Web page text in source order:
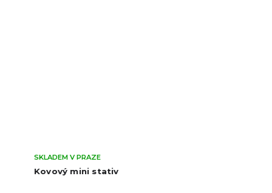
Kovový mini stativ
SKLADEM V PRAZE